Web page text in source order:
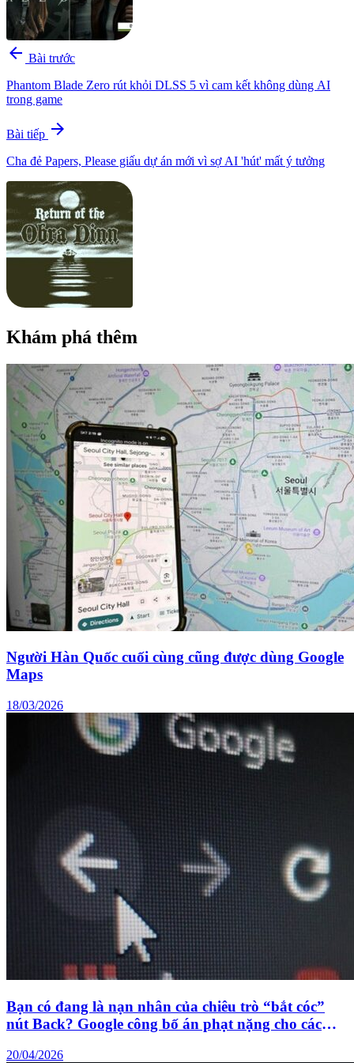
arrow_back Bài trước
Phantom Blade Zero rút khỏi DLSS 5 vì cam kết không dùng AI
trong game
Bài tiếp arrow_forward
Cha đẻ Papers, Please giấu dự án mới vì sợ AI 'hút' mất ý tưởng
Khám phá thêm
Người Hàn Quốc cuối cùng cũng được dùng Google
Maps
18/03/2026
Bạn có đang là nạn nhân của chiêu trò “bắt cóc”
nút Back? Google công bố án phạt nặng cho các
20/04/2026